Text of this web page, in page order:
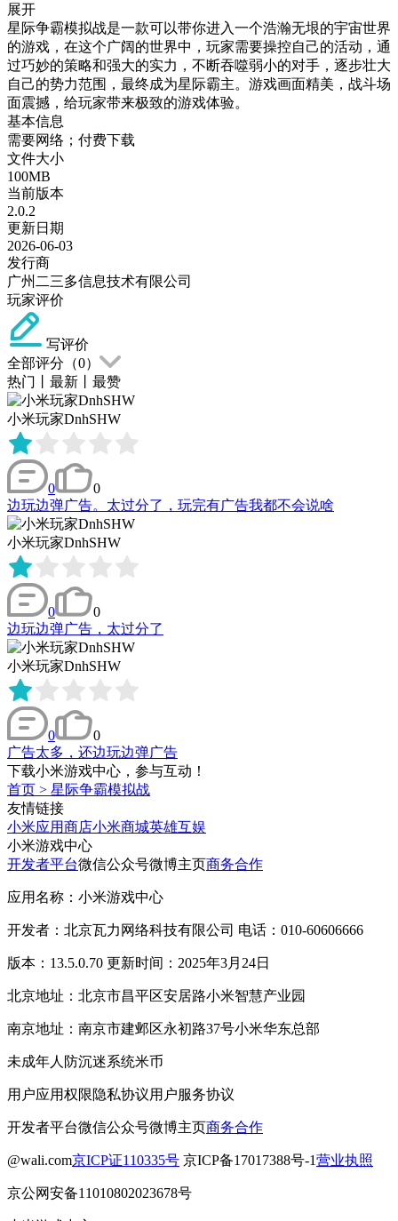
展开
星际争霸模拟战是一款可以带你进入一个浩瀚无垠的宇宙世界
的游戏，在这个广阔的世界中，玩家需要操控自己的活动，通
过巧妙的策略和强大的实力，不断吞噬弱小的对手，逐步壮大
自己的势力范围，最终成为星际霸主。游戏画面精美，战斗场
面震撼，给玩家带来极致的游戏体验。
基本信息
需要网络；付费下载
文件大小
100MB
当前版本
2.0.2
更新日期
2026-06-03
发行商
广州二三多信息技术有限公司
玩家评价
写评价
全部评分（0）
热门
最新 最赞
小米玩家DnhSHW
0
0
边玩边弹广告。太过分了，玩完有广告我都不会说啥
小米玩家DnhSHW
0
0
边玩边弹广告，太过分了
小米玩家DnhSHW
0
0
广告太多，还边玩边弹广告
下载小米游戏中心，参与互动！
首页 > 星际争霸模拟战
友情链接
小米应用商店小米商城英雄互娱
小米游戏中心
开发者平台微信公众号微博主页商务合作
应用名称：小米游戏中心
开发者：北京瓦力网络科技有限公司 电话：010-60606666
版本：13.5.0.70 更新时间：2025年3月24日
北京地址：北京市昌平区安居路小米智慧产业园
南京地址：南京市建邺区永初路37号小米华东总部
未成年人防沉迷系统米币
用户应用权限隐私协议用户服务协议
开发者平台微信公众号微博主页商务合作
@wali.com京ICP证110335号 京ICP备17017388号-1营业执照
京公网安备11010802023678号